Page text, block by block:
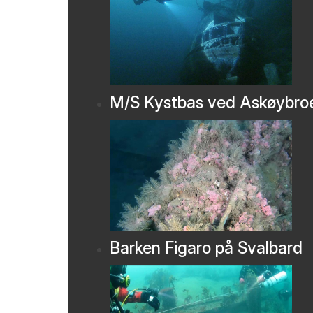
M/S Kystbas ved
Barken Figaro på Svalbard